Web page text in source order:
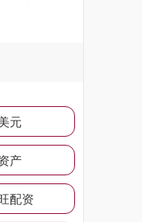
元
产
配资